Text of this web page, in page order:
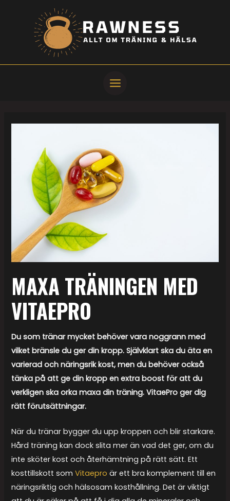
MAXA TRÄNINGEN MED
VITAEPRO
Du som tränar mycket behöver vara noggrann med
vilket bränsle du ger din kropp. Självklart ska du äta en
varierad och näringsrik kost, men du behöver också
tänka på att ge din kropp en extra boost för att du
verkligen ska orka maxa din träning. VitaePro ger dig
rätt förutsättningar.
När du tränar bygger du upp kroppen och blir starkare.
Hård träning kan dock slita mer än vad det ger, om du
inte sköter kost och återhämtning på rätt sätt. Ett
kosttillskott somVitaepro är ett bra komplement till en
näringsriktig och hälsosam kosthållning. Det är viktigt